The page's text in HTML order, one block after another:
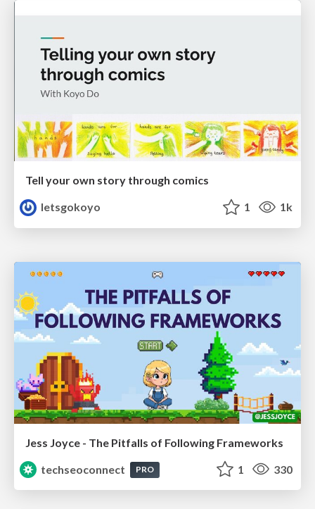
Tell your own story through comics
letsgokoyo
1 1k
Jess Joyce - The Pitfalls of Following Frameworks
techseoconnect
PRO 1 330